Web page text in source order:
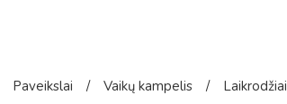
Paveikslai / Vaikų kampelis / Laikrodžiai